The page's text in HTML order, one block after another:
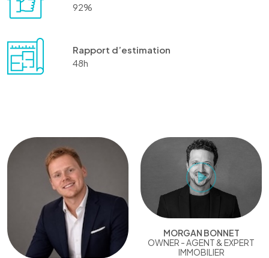
92%
Rapport d’estimation
48h
MORGAN BONNET
OWNER - AGENT & EXPERT
IMMOBILIER